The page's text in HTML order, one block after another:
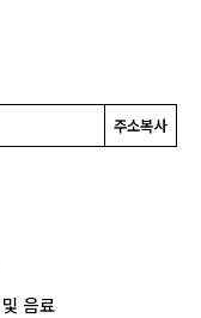
주소복사
음료